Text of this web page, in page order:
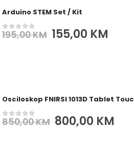
Arduino STEM Set / Kit
0out of 5
195,00KM Original
price
155,00 KM
Osciloskop FNIRSI 1013D Tablet
0out of 5
850,00KM Original
price
800,00 KM